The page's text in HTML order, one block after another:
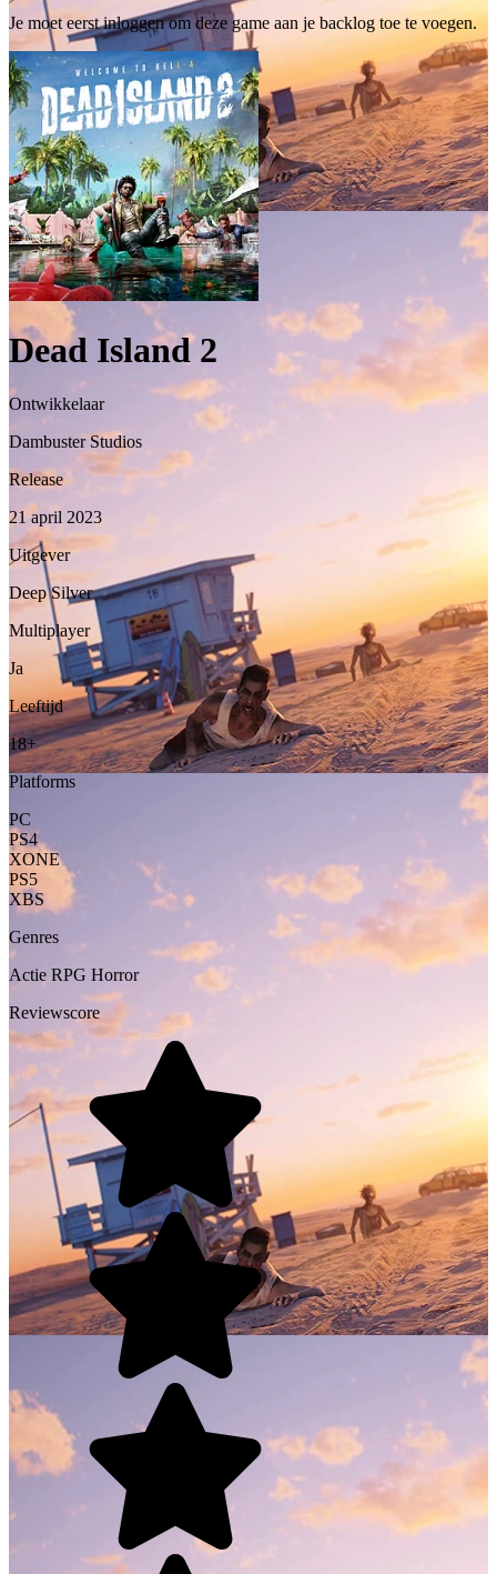
Je moet eerst inloggen om deze game aan je backlog toe te voegen.
Dead Island 2
Ontwikkelaar
Dambuster Studios
Release
21 april 2023
Uitgever
Deep Silver
Multiplayer
Ja
Leeftijd
18+
Platforms
PC
PS4
XONE
PS5
XBS
Genres
Actie RPG Horror
Reviewscore